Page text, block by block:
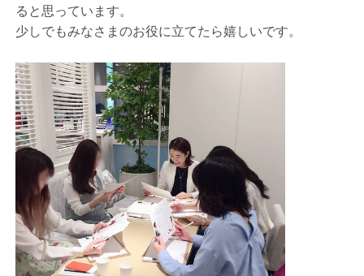
ると思っています。
少しでもみなさまのお役に立てたら嬉しいです。